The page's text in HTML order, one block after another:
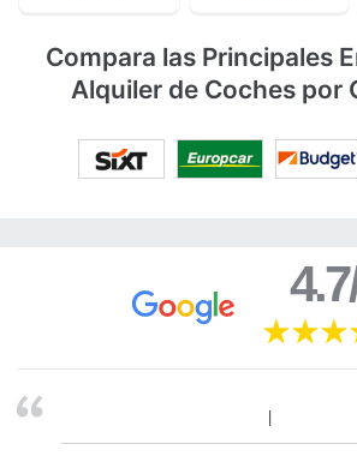
Compara las Principales
Alquiler de Coches por